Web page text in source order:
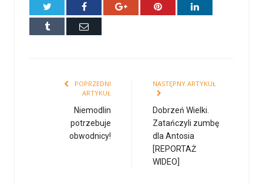
Twitter Facebook Google+ Pinterest LinkedIn
Tumblr
E-
POPRZEDNI
ARTYKUŁ
Niemodlin
potrzebuje
obwodnicy!
NASTĘPNY ARTYKUŁ
Dobrzeń Wielki.
Zatańczyli zumbę
dla Antosia
[REPORTAŻ
WIDEO]